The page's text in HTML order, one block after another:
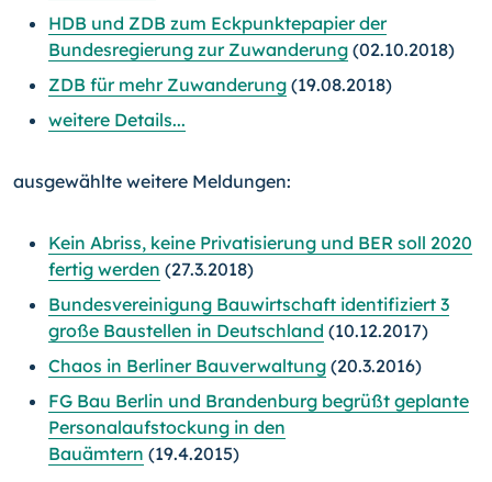
HDB und ZDB zum Eckpunktepapier der
Bundesregierung zur Zuwanderung (02.10.2018)
ZDB für mehr Zuwanderung (19.08.2018)
weitere Details...
ausgewählte weitere Meldungen:
Kein Abriss, keine Privatisierung und BER soll 2020
fertig werden (27.3.2018)
Bundesvereinigung Bauwirtschaft identifiziert 3
große Baustellen in Deutschland (10.12.2017)
Chaos in Berliner Bauverwaltung (20.3.2016)
FG Bau Berlin und Brandenburg begrüßt geplante
Personalaufstockung in den
Bauämtern (19.4.2015)